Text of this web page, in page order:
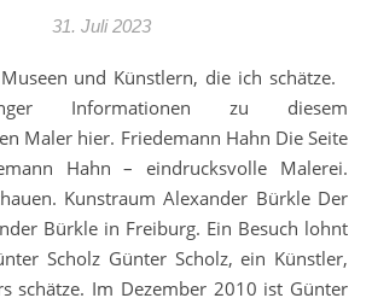
31. Juli 2023
Informationen zu diesem
Maler hier. Friedemann Hahn Die Seite
Hahn – eindrucksvolle Malerei.
Kunstraum Alexander Bürkle Der
Bürkle in Freiburg. Ein Besuch lohnt
Scholz Günter Scholz, ein Künstler,
schätze. Im Dezember 2010 ist Günter